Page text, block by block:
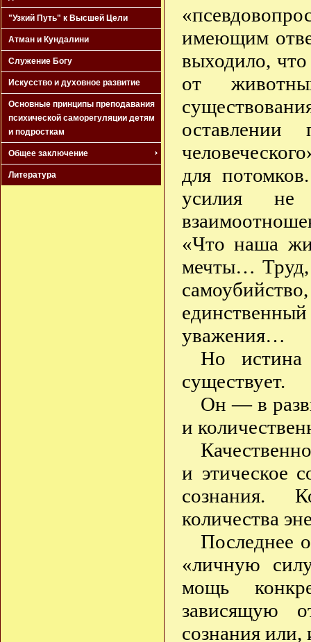
"Узкий Путь" к Высшей Цели
Атман и Кундалини
Служение Богу
Искусство и духовное развитие
Основные принципы преподавания
психической саморегуляции детям
и подросткам
Общее заключение
Литература
имеющим
выходило,
от
для
усилия
«Что наша
мечты… Труд,
уважения…
Но
существует.
Он — в
и
и этическое
сознания.
количества
Последнее
«личную
мощь
зависящую
сознания или,